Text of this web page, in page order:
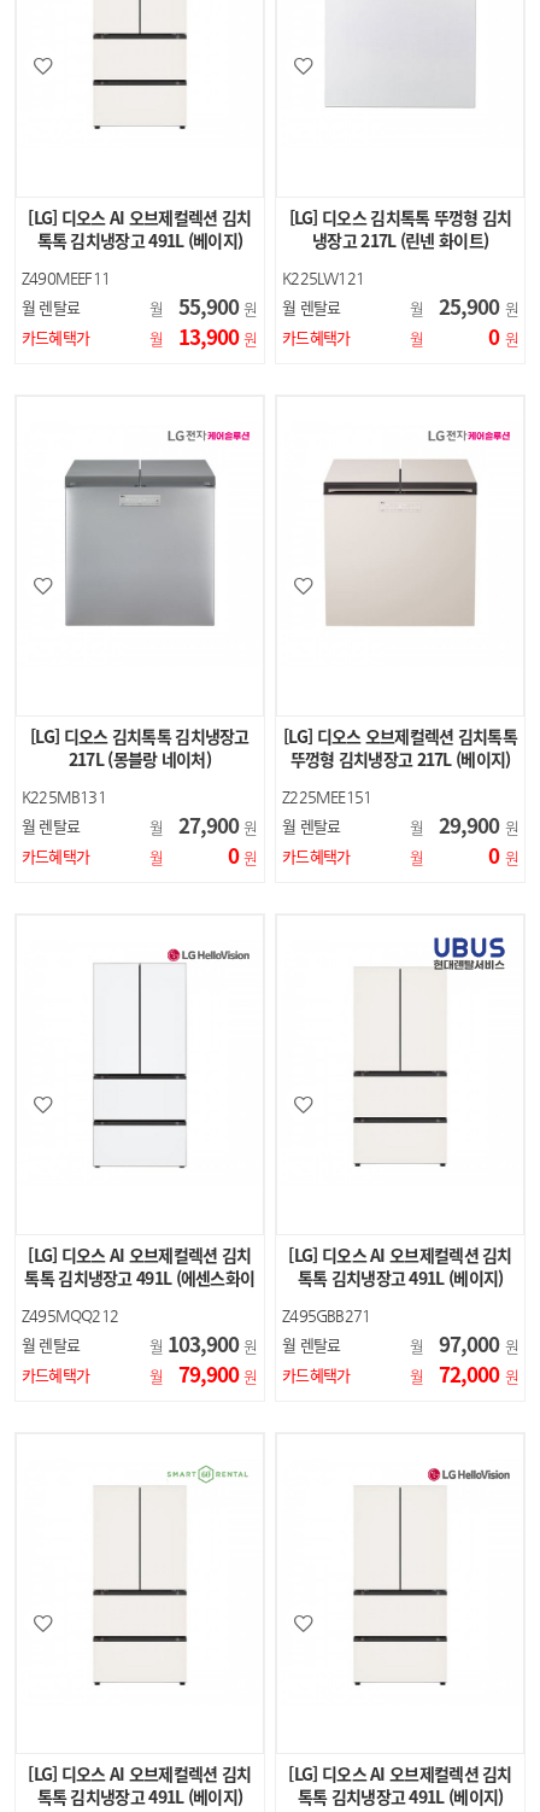
[LG] 디오스 AI 오브제컬렉션 김치
톡톡 김치냉장고 491L (베이지)
Z490MEEF11
월 렌탈료 월 55,900 원
카드혜택가
월 13,900 원
[LG] 디오스 김치톡톡 뚜껑형 김치
냉장고 217L (린넨 화이트)
K225LW121
월 렌탈료 월 25,900 원
카드혜택가
월 0 원
[LG] 디오스 김치톡톡 김치냉장고
217L (몽블랑 네이처)
K225MB131
월 렌탈료 월 27,900 원
카드혜택가
월 0 원
[LG] 디오스 오브제컬렉션 김치톡톡
뚜껑형 김치냉장고 217L (베이지)
Z225MEE151
월 렌탈료 월 29,900 원
카드혜택가
월 0 원
[LG] 디오스 AI 오브제컬렉션 김치
톡톡 김치냉장고 491L (에센스화이
Z495MQQ212
월 렌탈료 월 103,900 원
카드혜택가
월 79,900 원
[LG] 디오스 AI 오브제컬렉션 김치
톡톡 김치냉장고 491L (베이지)
Z495GBB271
월 렌탈료 월 97,000 원
카드혜택가
월 72,000 원
[LG] 디오스 AI 오브제컬렉션 김치
톡톡 김치냉장고 491L (베이지)
[LG] 디오스 AI 오브제컬렉션 김치
톡톡 김치냉장고 491L (베이지)